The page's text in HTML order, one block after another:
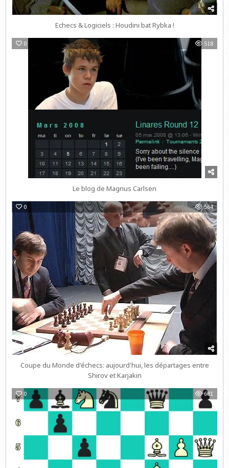
Echecs & Logiciels : Houdini bat Rybka !
0 518
Le blog de Magnus Carlsen
0 564
Coupe du Monde d'échecs: aujourd'hui, les départages entre
Shirov et Karjakin
0 681